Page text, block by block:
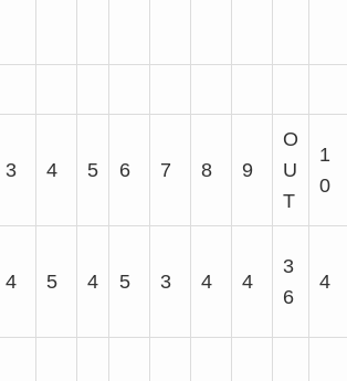
3 4 5 6 7 8 9
O
U
T
1
0
4 5 4 5 3 4 4
3
6
4